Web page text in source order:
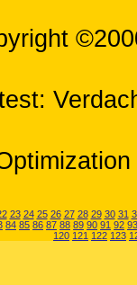
23 24 25 26 27 28 29 30 31
84 85 86 87 88 89 90 91 92 93
120 121 122 123